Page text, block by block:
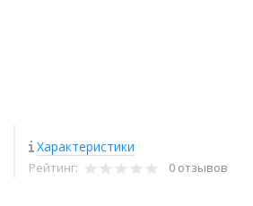
Характеристики
Рейтинг: 0 отзывов